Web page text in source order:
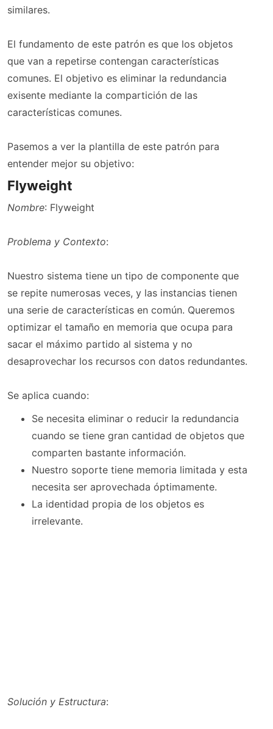
similares.
El fundamento de este patrón es que los objetos
que van a repetirse contengan características
comunes. El objetivo es eliminar la redundancia
exisente mediante la compartición de las
características comunes.
Pasemos a ver la plantilla de este patrón para
entender mejor su objetivo:
Flyweight
Nombre: Flyweight
Problema y Contexto:
Nuestro sistema tiene un tipo de componente que
se repite numerosas veces, y las instancias tienen
una serie de características en común. Queremos
optimizar el tamaño en memoria que ocupa para
sacar el máximo partido al sistema y no
desaprovechar los recursos con datos redundantes.
Se aplica cuando:
Se necesita eliminar o reducir la redundancia
cuando se tiene gran cantidad de objetos que
comparten bastante información.
Nuestro soporte tiene memoria limitada y esta
necesita ser aprovechada óptimamente.
La identidad propia de los objetos es
irrelevante.
Solución y Estructura: